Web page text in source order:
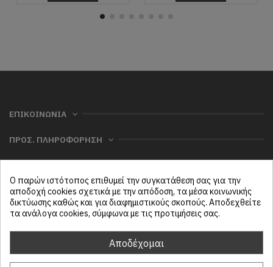
ΕΠΙΚΟΙΝΩΝΙΑ
ΠΡΟΣ. ΠΛΗΡΟΦΟΡΗΣΗ
ΜΕΝΟΥ
Follow us
Ο παρών ιστότοπος επιθυμεί την συγκατάθεση σας για την
αποδοχή cookies σχετικά με την απόδοση, τα μέσα κοινωνικής
δικτύωσης καθώς και για διαφημιστικούς σκοπούς. Αποδεχθείτε
τα ανάλογα cookies, σύμφωνα με τις προτιμήσεις σας.
Αποδέχομαι